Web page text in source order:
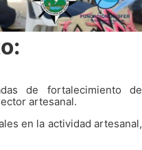
de fortalecimiento de
artesanal.
en la actividad artesanal,